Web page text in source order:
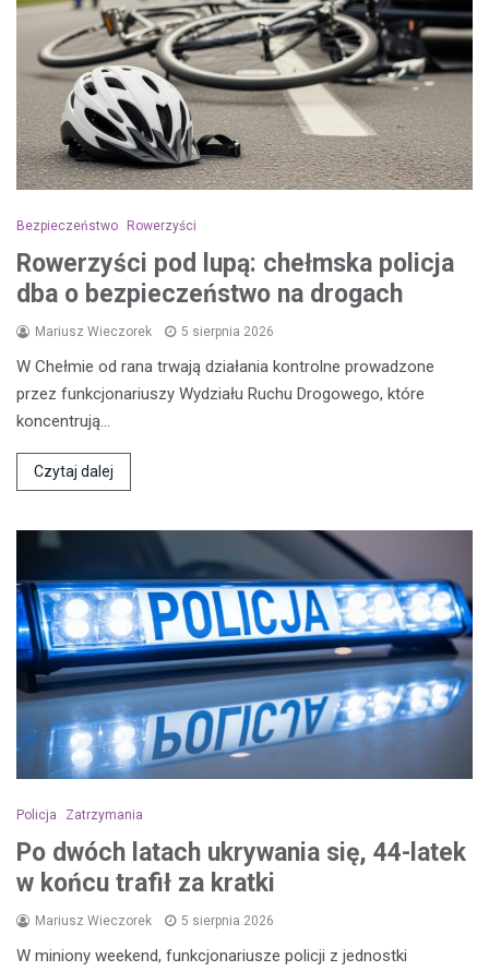
Bezpieczeństwo Rowerzyści
Rowerzyści pod lupą: chełmska policja
dba o bezpieczeństwo na drogach
Mariusz Wieczorek 5 sierpnia 2026
W Chełmie od rana trwają działania kontrolne prowadzone
przez funkcjonariuszy Wydziału Ruchu Drogowego, które
koncentrują…
Czytaj dalej
Policja Zatrzymania
Po dwóch latach ukrywania się, 44-latek
w końcu trafił za kratki
Mariusz Wieczorek 5 sierpnia 2026
W miniony weekend, funkcjonariusze policji z jednostki